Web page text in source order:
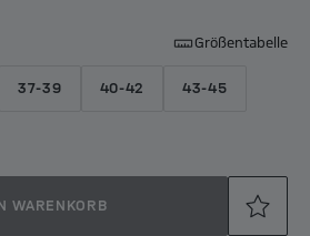
Größentabelle
37-39 40-42 43-45
WARENKORB